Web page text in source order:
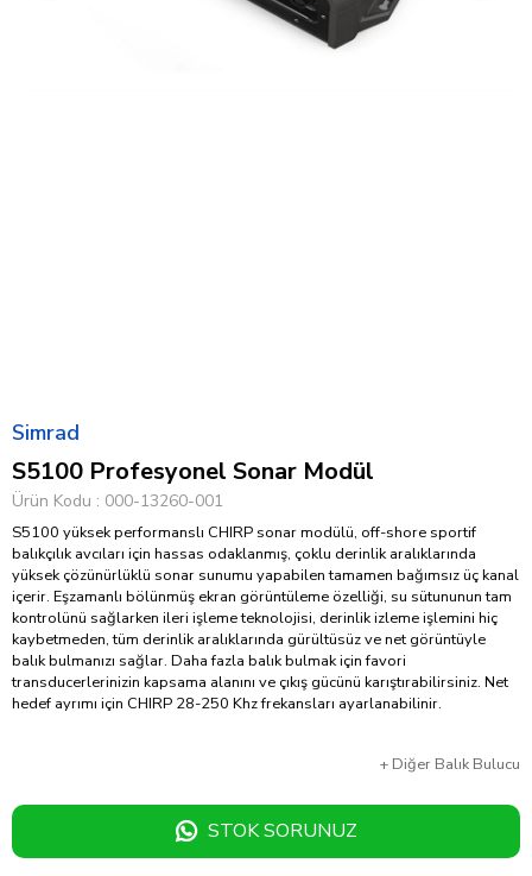
Simrad
S5100 Profesyonel Sonar Modül
Ürün Kodu 000-13260-001
S5100 yüksek performanslı CHIRP sonar modülü, off-shore sportif
balıkçılık avcıları için hassas odaklanmış, çoklu derinlik aralıklarında
yüksek çözünürlüklü sonar sunumu yapabilen tamamen bağımsız üç kanal
içerir. Eşzamanlı bölünmüş ekran görüntüleme özelliği, su sütununun tam
kontrolünü sağlarken ileri işleme teknolojisi, derinlik izleme işlemini hiç
kaybetmeden, tüm derinlik aralıklarında gürültüsüz ve net görüntüyle
balık bulmanızı sağlar. Daha fazla balık bulmak için favori
transducerlerinizin kapsama alanını ve çıkış gücünü karıştırabilirsiniz. Net
hedef ayrımı için CHIRP 28-250 Khz frekansları ayarlanabilinir.
+ Diğer Balık Bulucu
STOK SORUNUZ